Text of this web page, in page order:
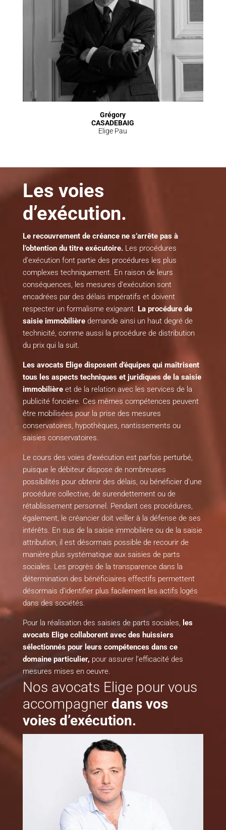
Grégory
CASADEBAIG
Elige Pau
Les voies
d’exécution.
Le recouvrement de créance ne s’arrête pas à
l’obtention du titre exécutoire.Les procédures
d’exécution font partie des procédures les plus
complexes techniquement. En raison de leurs
conséquences, les mesures d’exécution sont
encadrées par des délais impératifs et doivent
respecter un formalisme exigeant. La procédure de
saisie immobilièredemande ainsi un haut degré de
technicité, comme aussi la procédure de distribution
du prix qui la suit.
Les avocats Elige disposent d’équipes qui maîtrisent
tous les aspects techniques et juridiques de la saisie
immobilièreet de la relation avec les services de la
publicité foncière. Ces mêmes compétences peuvent
être mobilisées pour la prise des mesures
conservatoires, hypothèques, nantissements ou
saisies conservatoires.
Le cours des voies d’exécution est parfois perturbé,
puisque le débiteur dispose de nombreuses
possibilités pour obtenir des délais, ou bénéficier d’une
procédure collective, de surendettement ou de
rétablissement personnel. Pendant ces procédures,
également, le créancier doit veiller à la défense de ses
intérêts. En sus de la saisie immobilière ou de la saisie
attribution, il est désormais possible de recourir de
manière plus systématique aux saisies de parts
sociales. Les progrès de la transparence dans la
détermination des bénéficiaires effectifs permettent
désormais d’identifier plus facilement les actifs logés
dans des sociétés.
Pour la réalisation des saisies de parts sociales,
les
avocats Elige collaborent avec des huissiers
sélectionnés pour leurs compétences dans ce
domaine particulier, pour assurer l’efficacité des
mesures mises en oeuvre.
Nos avocats Elige pour vous
accompagner dans vos
voies d’exécution.